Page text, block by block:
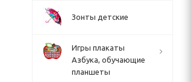
Зонты детские
Игры плакаты
Азбука, обучающие
планшеты